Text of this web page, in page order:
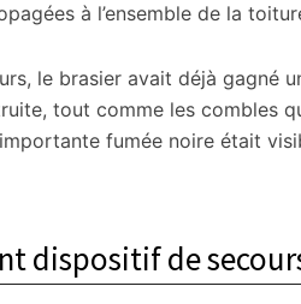
à l’ensemble de la
le brasier avait déjà gagné
tout comme les combles
fumée noire était
dispositif de